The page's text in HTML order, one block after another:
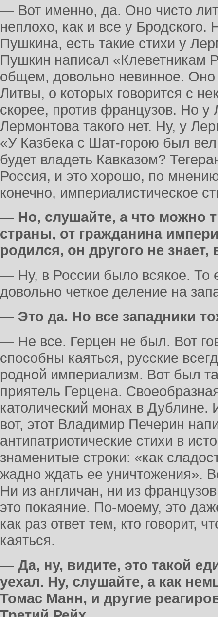
— Вот именно, да. Оно чисто
неплохо, как и все у Бродского.
Пушкина, есть такие стихи у
Пушкин написал «Клеветникам
общем, довольно невинное. Оно
Литвы, о которых говорится с
скорее, против французов. Но у
Лермонтова такого нет. Ну, у
«У Казбека с Шат-горою был
будет владеть Кавказом?
Россия, и это хорошо, по
конечно, империалистическое
— Но, слушайте, а что можно
страны, от гражданина
родился, он другого не
— Ну, в России было всякое. То
довольно четкое деление на
— Это да. Но все западники
— Не все. Герцен не был. Вот
способны каяться, русские
родной империализм. Вот был
приятель Герцена.
католический монах в
вот, этот Владимир Печерин
антипатриотические стихи в
знаменитые строки: «как
жадно ждать ее уничтожения».
Ни из англичан, ни из
это покаяние. По-моему, это
как раз ответ тем, кто говорит,
каяться.
— Да, ну, видите, это такой
уехал. Ну, слушайте, а как
Томас Манн, и другие